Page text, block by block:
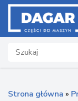
Search
Strona główna »